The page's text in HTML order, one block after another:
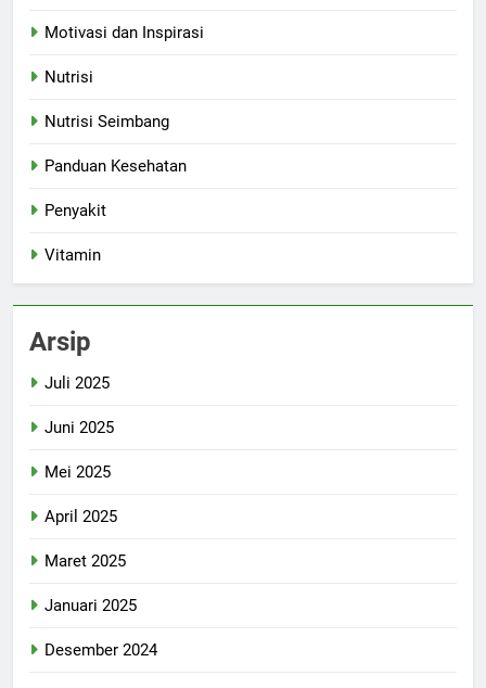
Motivasi dan Inspirasi
Nutrisi
Nutrisi Seimbang
Panduan Kesehatan
Penyakit
Vitamin
Arsip
Juli 2025
Juni 2025
Mei 2025
April 2025
Maret 2025
Januari 2025
Desember 2024